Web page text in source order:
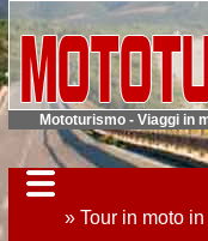
Mototurismo - Viaggi in
» Tour in moto